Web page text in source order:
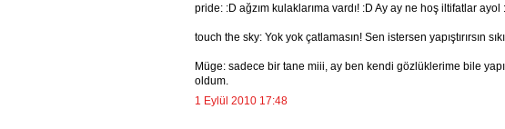
pride: :D ağzım kulaklarıma vardı! :D Ay ay ne hoş iltifatlar ayol
touch the sky: Yok yok çatlamasın! Sen istersen yapıştırırsın
Müge: sadece bir tane miii, ay ben kendi gözlüklerime bile
oldum.
1 Eylül 2010 17:48